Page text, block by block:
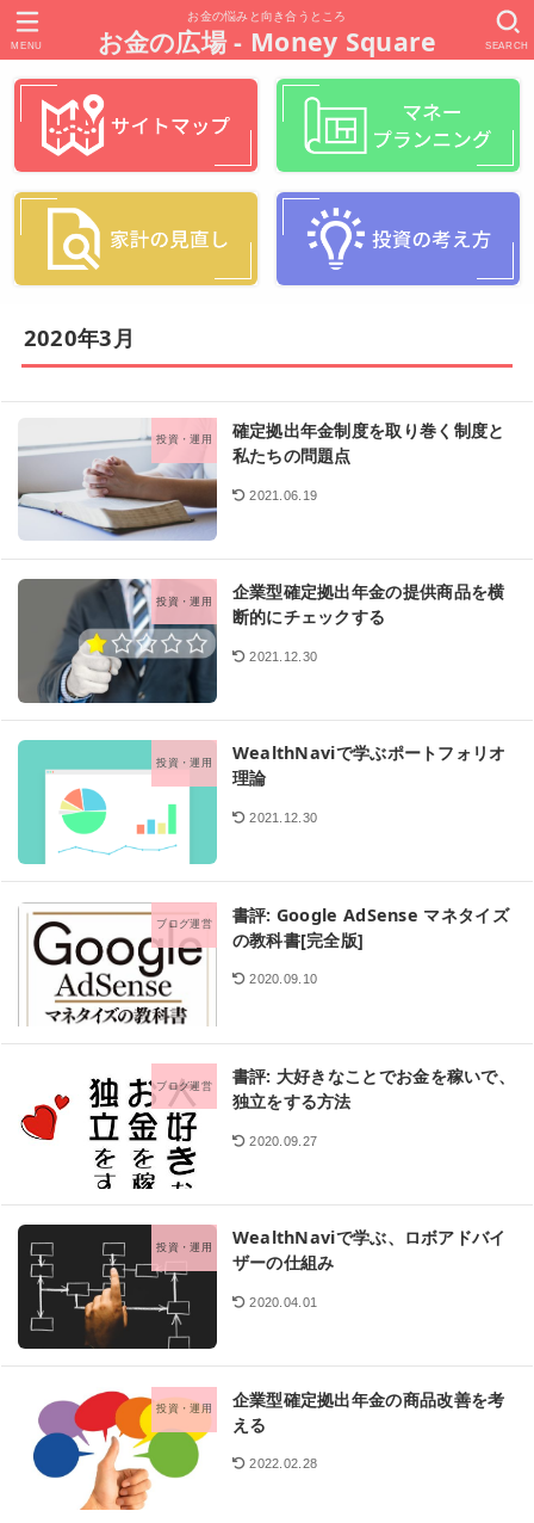
お金の悩みと向き合うところ
お金の広場 - Money Square SEARCH
MENU
2020年3月
投資・運用
確定拠出年金制度を取り巻く制度と
私たちの問題点
2021.06.19
投資・運用
企業型確定拠出年金の提供商品を横
断的にチェックする
2021.12.30
投資・運用
WealthNaviで学ぶポートフォリオ
理論
2021.12.30
ブログ運営
書評: Google AdSense マネタイズ
の教科書[完全版]
2020.09.10
ブログ運営
書評: 大好きなことでお金を稼いで、
独立をする方法
2020.09.27
投資・運用
WealthNaviで学ぶ、ロボアドバイ
ザーの仕組み
2020.04.01
投資・運用
企業型確定拠出年金の商品改善を考
える
2022.02.28